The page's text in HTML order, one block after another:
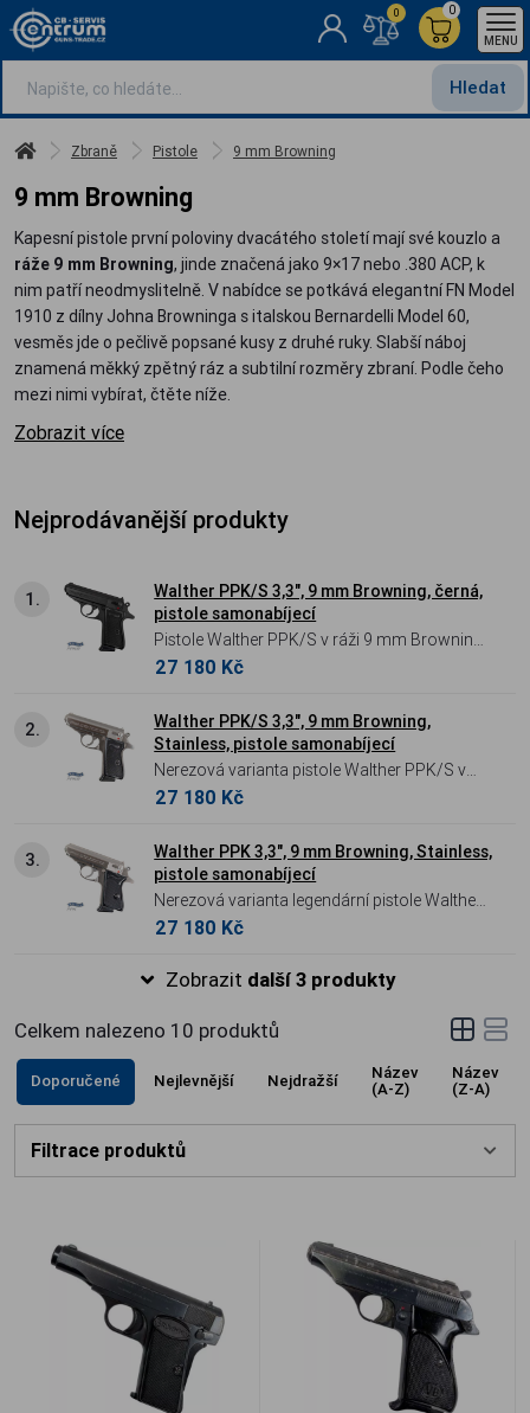
Hledat
0
0
MENU
Zbraně Pistole 9 mm Browning
9 mm Browning
Kapesní pistole první poloviny dvacátého století mají své kouzlo a
ráže 9 mm Browning, jinde značená jako 9×17 nebo .380 ACP, k
nim patří neodmyslitelně. V nabídce se potkává elegantní FN Model
1910 z dílny Johna Browninga s italskou Bernardelli Model 60,
vesměs jde o pečlivě popsané kusy z druhé ruky. Slabší náboj
znamená měkký zpětný ráz a subtilní rozměry zbraní. Podle čeho
mezi nimi vybírat, čtěte níže.
Zobrazit více
Nejprodávanější produkty
1.
Walther PPK/S 3,3", 9 mm Browning, černá,
pistole samonabíjecí
Pistole Walther PPK/S v ráži 9 mm Browning
(.380 ACP). Evoluce legendárního modelu s
vyšší kapacitu 7 nábojů. Celoocelová
konstrukce, DA/SA spoušť a ikonický design
ideální pro skryté nošení.
27 180 Kč
2.
Walther PPK/S 3,3", 9 mm Browning,
Stainless, pistole samonabíjecí
Nerezová varianta pistole Walther PPK/S v
ráži 9 mm Browning (.380 ACP). Evoluce
rukojetí pro lepší úchop a vyšší kapacitu 7
nábojů. Celoocelová Stainless konstrukce,
DA/SA spoušť a ikonický design pro skryté
nošení.
27 180 Kč
3.
Walther PPK 3,3", 9 mm Browning, Stainless,
pistole samonabíjecí
Nerezová varianta legendární pistole Walther
PPK v ráži 9 mm Browning (.380 ACP). Ikona
celoocelovou konstrukcí, DA/SA spouští a
s maximální korozivzdorností a historií
27 180 Kč
Zobrazit další 3 produkty
Celkem nalezeno 10 produktů
Doporučené Nejlevnější Nejdražší
Název
(A-Z)
Název
(Z-A)
Filtrace produktů